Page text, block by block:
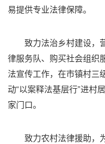
易提供专业法律保障。
致力法治乡村建设，
律服务队、购买社会组织
法宣传工作，在市镇村三
动“以案释法基层行”进村
家门口。
致力农村法律援助，